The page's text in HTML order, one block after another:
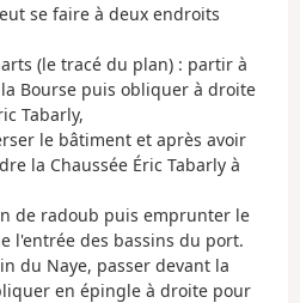
se faire à deux endroits
(le tracé du plan) : partir à
Bourse puis obliquer à droite
Tabarly,
le bâtiment et après avoir
la Chaussée Éric Tabarly à
de radoub puis emprunter le
l'entrée des bassins du port.
du Naye, passer devant la
en épingle à droite pour